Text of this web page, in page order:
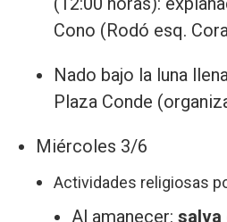
Cono (Rodó esq.
Nado bajo la luna
Plaza Conde
Miércoles 3/6
Actividades religiosas
Al amanecer: salva